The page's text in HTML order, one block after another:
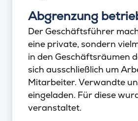
Abgrenzung
Der Geschäftsführer
eine private, sondern
in den Geschäftsräumen
sich ausschließlich um
Mitarbeiter. Verwandte
eingeladen. Für diese
veranstaltet.